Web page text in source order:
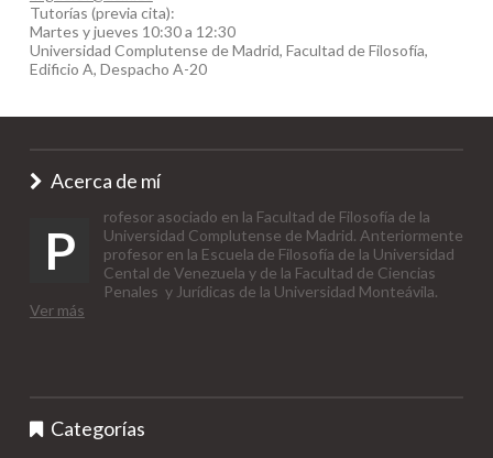
Tutorías (previa cita):
Martes y jueves 10:30 a 12:30
Universidad Complutense de Madrid, Facultad de Filosofía,
Edificio A, Despacho A-20
Acerca de mí
P
rofesor asociado en la Facultad de Filosofía de la
Universidad Complutense de Madrid. Anteriormente
profesor en la Escuela de Filosofía de la Universidad
Cental de Venezuela y de la Facultad de Ciencias
Penales y Jurídicas de la Universidad Monteávila.
Ver más
Categorías